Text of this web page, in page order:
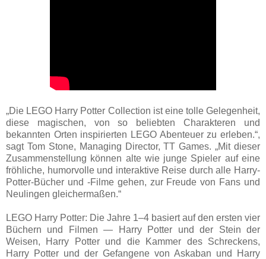
„Die LEGO Harry Potter Collection ist eine tolle Gelegenheit,
diese magischen, von so beliebten Charakteren und
bekannten Orten inspirierten LEGO Abenteuer zu erleben.“,
sagt Tom Stone, Managing Director, TT Games. „Mit dieser
Zusammenstellung können alte wie junge Spieler auf eine
fröhliche, humorvolle und interaktive Reise durch alle Harry-
Potter-Bücher und -Filme gehen, zur Freude von Fans und
Neulingen gleichermaßen.“
LEGO Harry Potter: Die Jahre 1–4 basiert auf den ersten vier
Büchern und Filmen — Harry Potter und der Stein der
Weisen, Harry Potter und die Kammer des Schreckens,
Harry Potter und der Gefangene von Askaban und Harry